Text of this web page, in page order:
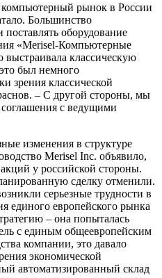
рынок в России
Большинство
оборудование
«Merisel-Компьютерные
выстраивала классическую
был немного
зрения классической
– С другой стороны, мы
с ведущими
изменения в структуре
Merisel Inc. объявило,
у российской стороны.
сделку отменили.
серьезные трудности в
единого европейского рынка
– она попыталась
с единым общеевропейским
компании, это давало
экономической
автоматизированный склад